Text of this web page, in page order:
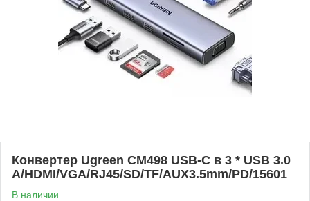
Конвертер Ugreen CM498 USB-C в 3 * USB 3.0
A/HDMI/VGA/RJ45/SD/TF/AUX3.5mm/PD/15601
В наличии